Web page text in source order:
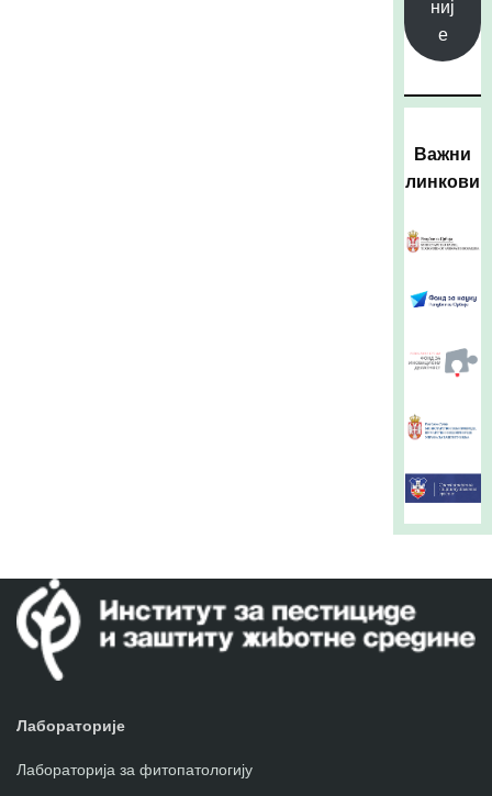
ниј
е
Важни
линкови
Лабораторије
Лабораторија за фитопатологију